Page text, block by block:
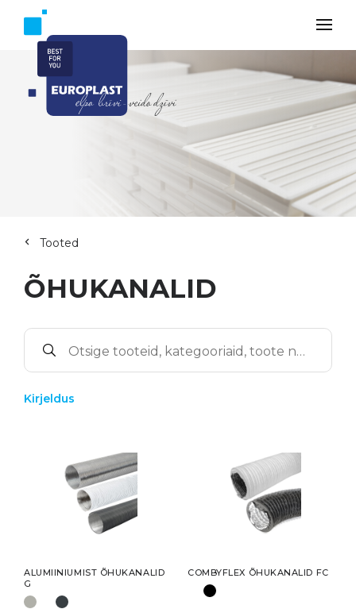
Tooted
ÕHUKANALID
Kirjeldus
ALUMIINIUMIST ÕHUKANALID
G
COMBYFLEX ÕHUKANALID FC